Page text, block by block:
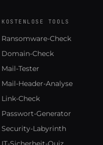
KOSTENLOSE TOOLS
Ransomware-Check
Domain-Check
Mail-Tester
Mail-Header-Analyse
Link-Check
Passwort-Generator
Security-Labyrinth